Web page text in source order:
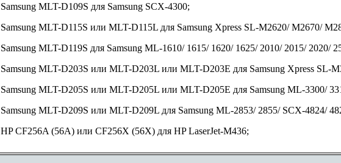
Samsung MLT-D109S для Samsung SCX-4300;
Samsung MLT-D115S или MLT-D115L для Samsung Xpress SL-M2620/ M2670/
Samsung MLT-D119S для Samsung ML-1610/ 1615/ 1620/ 1625/ 2010/ 2015/ 2020/
Samsung MLT-D203S или MLT-D203L или MLT-D203E для Samsung Xpress SL-
Samsung MLT-D205S или MLT-D205L или MLT-D205E для Samsung ML-3300/
Samsung MLT-D209S или MLT-D209L для Samsung ML-2853/ 2855/ SCX-4824/
HP CF256A (56A) или CF256X (56X) для HP LaserJet-M436;